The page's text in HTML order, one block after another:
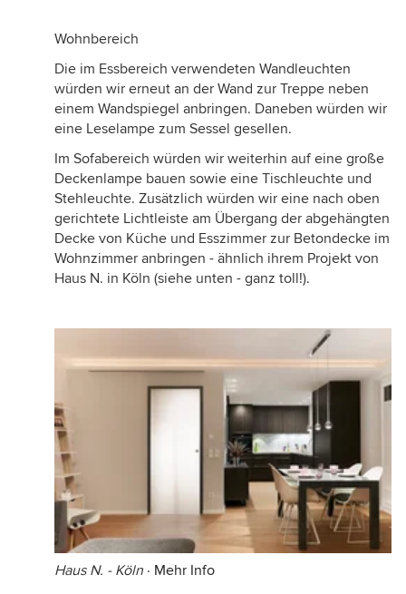
Wohnbereich
Die im Essbereich verwendeten Wandleuchten
würden wir erneut an der Wand zur Treppe neben
einem Wandspiegel anbringen. Daneben würden wir
eine Leselampe zum Sessel gesellen.
Im Sofabereich würden wir weiterhin auf eine große
Deckenlampe bauen sowie eine Tischleuchte und
Stehleuchte. Zusätzlich würden wir eine nach oben
gerichtete Lichtleiste am Übergang der abgehängten
Decke von Küche und Esszimmer zur Betondecke im
Wohnzimmer anbringen - ähnlich ihrem Projekt von
Haus N. in Köln (siehe unten - ganz toll!).
Haus N. - Köln · Mehr Info